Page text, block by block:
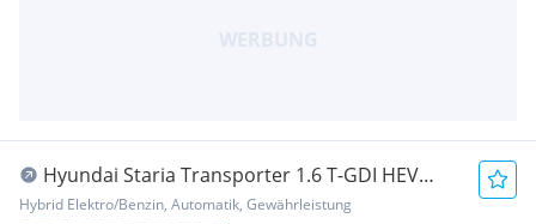
Hyundai Staria Transporter 1.6 T-GDI HEV
Transporter / Kastenwagen
Hybrid Elektro/Benzin, Automatik, Gewährleistung